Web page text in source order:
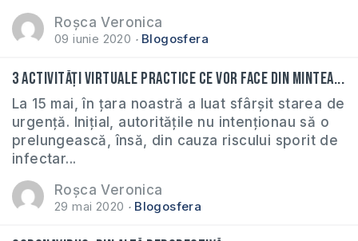
Roșca Veronica
09 iunie 2020 Blogosfera
3 activități virtuale practice ce vor face din mintea...
La 15 mai, în țara noastră a luat sfârșit starea de
urgență. Inițial, autoritățile nu intenționau să o
prelungească, însă, din cauza riscului sporit de
infectar...
Roșca Veronica
29 mai 2020 Blogosfera